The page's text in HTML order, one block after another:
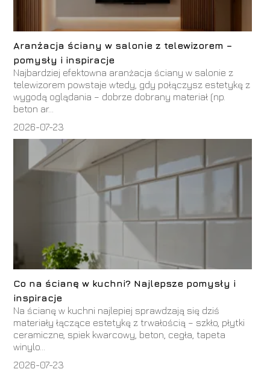
Aranżacja ściany w salonie z telewizorem –
pomysły i inspiracje
Najbardziej efektowna aranżacja ściany w salonie z
telewizorem powstaje wtedy, gdy połączysz estetykę z
wygodą oglądania – dobrze dobrany materiał (np.
beton ar...
2026-07-23
Co na ścianę w kuchni? Najlepsze pomysły i
inspiracje
Na ścianę w kuchni najlepiej sprawdzają się dziś
materiały łączące estetykę z trwałością – szkło, płytki
ceramiczne, spiek kwarcowy, beton, cegła, tapeta
winylo...
2026-07-23